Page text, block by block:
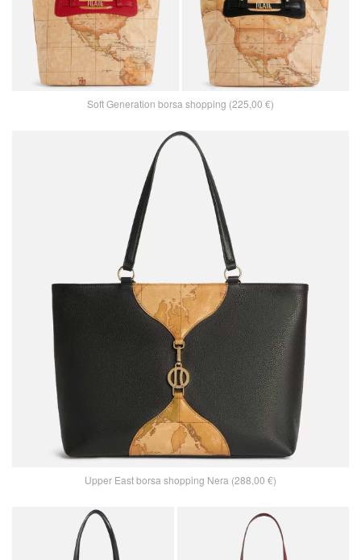
Soft Generation borsa shopping (225,00 €)
Upper East borsa shopping Nera (288,00 €)